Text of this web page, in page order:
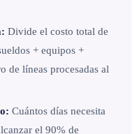
Divide el costo total de
+ equipos +
de líneas procesadas al
Cuántos días necesita
el 90% de